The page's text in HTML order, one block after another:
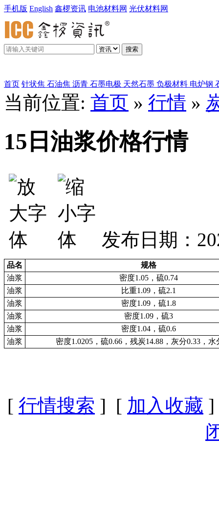
手机版 English 鑫椤资讯 电池材料网 光伏材料网
搜索
首页 针状焦 石油焦 沥青 石墨电极 天然石墨 负极材料 电炉钢
当前位置: 首页 » 行情 »
15日油浆价格行情
发布日期：
品名
规格
油浆
密度1.05，硫0.74
油浆
比重1.09，硫2.1
油浆
密度1.09，硫1.8
油浆
密度1.09，硫3
油浆
密度1.04，硫0.6
油浆
密度1.0205，硫0.66，残炭14.88，灰分0.33，水
[ 行情搜索 ] [ 加入收藏